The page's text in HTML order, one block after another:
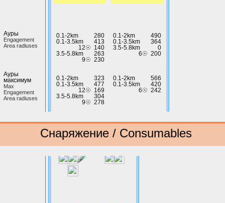
Ауры
Engagement
Area radiuses
Ауры
максимум
Max
Engagement
Area radiuses
0.1-2km
280
0.1-3.5km
413
12☉ 140
3.5-5.8km
263
9☉ 230
0.1-2km
323
0.1-3.5km
477
12☉ 169
3.5-5.8km
304
9☉ 278
0.1-2km
490
0.1-3.5km
364
3.5-5.8km
0
6☉ 200
0.1-2km
566
0.1-3.5km
420
6☉ 242
Снаряжение / Consumables